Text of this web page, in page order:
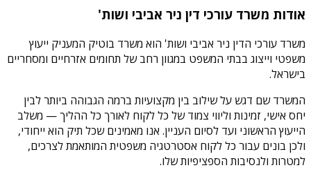
אודות משרד עורכי דין ניר אביבי ושות'
משרד עורכי הדין ניר אביבי ושות' הוא משרד בוטיק המעניק ייעוץ
משפטי וייצוג בבתי המשפט במגוון רחב של תחומים אזרחיים ומסחריים
בישראל.
המשרד שם דגש על שילוב בין מקצועיות ברמה הגבוהה ביותר לבין
יחס אישי, זמינות וליווי צמוד של כל לקוח לאורך כל ההליך — משלב
הייעוץ הראשוני ועד לסיום העניין. אנו מאמינים שכל תיק הוא ייחודי,
ולכן בונים עבור כל לקוח אסטרטגיה משפטית המותאמת לצרכים,
למטרות ולנסיבות הספציפיות שלו.